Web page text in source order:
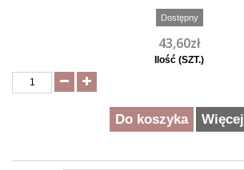
Dostępny
43,60zł
Ilość (SZT.)
Do koszyka Więcej